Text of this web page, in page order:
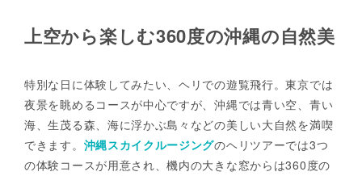
上空から楽しむ360度の沖縄の自然美
特別な日に体験してみたい、ヘリでの遊覧飛行。東京では
夜景を眺めるコースが中心ですが、沖縄では青い空、青い
海、生茂る森、海に浮かぶ島々などの美しい大自然を満喫
できます。 沖縄スカイクルージングのヘリツアーでは3つ
の体験コースが用意され、機内の大きな窓からは360度の